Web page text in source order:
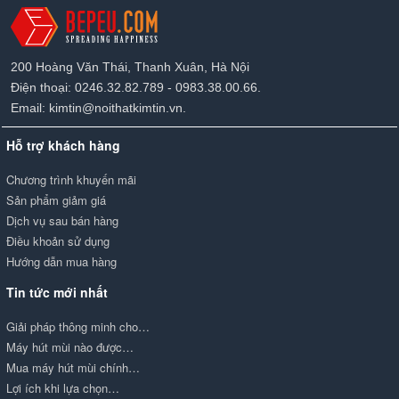
200 Hoàng Văn Thái, Thanh Xuân, Hà Nội
Điện thoại: 0246.32.82.789 - 0983.38.00.66.
Email: kimtin@noithatkimtin.vn.
Hỗ trợ khách hàng
Chương trình khuyến mãi
Sản phẩm giảm giá
Dịch vụ sau bán hàng
Điều khoản sử dụng
Hướng dẫn mua hàng
Tin tức mới nhất
Giải pháp thông minh cho…
Máy hút mùi nào được…
Mua máy hút mùi chính…
Lợi ích khi lựa chọn…